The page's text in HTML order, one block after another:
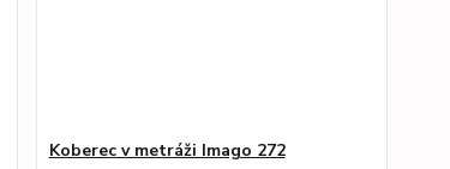
Koberec v metráži Imago 272